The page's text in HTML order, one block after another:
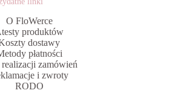
O FloWerce
produktów
dostawy
płatności
realizacji zamówień
i zwroty
RODO